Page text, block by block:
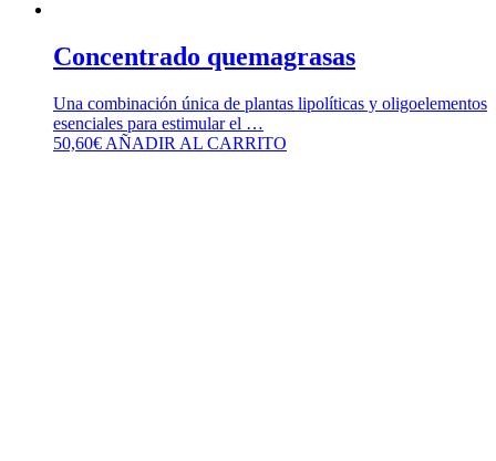
Concentrado quemagrasas
Una combinación única de plantas lipolíticas y oligoelementos
esenciales para estimular el …
50,60€ AÑADIR AL CARRITO